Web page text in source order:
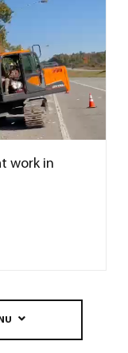
work in